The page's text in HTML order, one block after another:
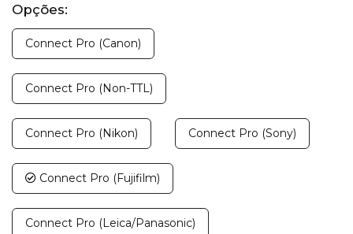
Opções:
Connect Pro (Canon)
Connect Pro (Non-TTL)
Connect Pro (Nikon) Connect Pro (Sony)
Connect Pro (Fujifilm)
Connect Pro (Leica/Panasonic)